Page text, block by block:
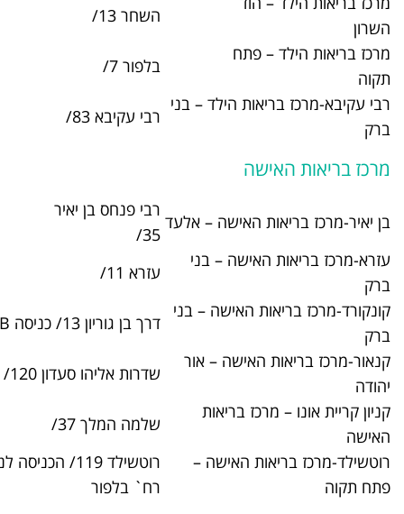
השחר 13/
בלפור 7/
הילד – בני
רבי עקיבא 83/ 03-5777205
– אלעד
35/
03-9374300
– בני
עזרא 11/
– בני
דרך בן גוריון 13/ כניסה B ,
03-5772470
– אור
שדרות אליהו סעדון 120/
03-7351400
בריאות
שלמה המלך 37/
03-7378320
האישה –
רוטשילד 119/ הכניסה לנכים דרך
03-9395330